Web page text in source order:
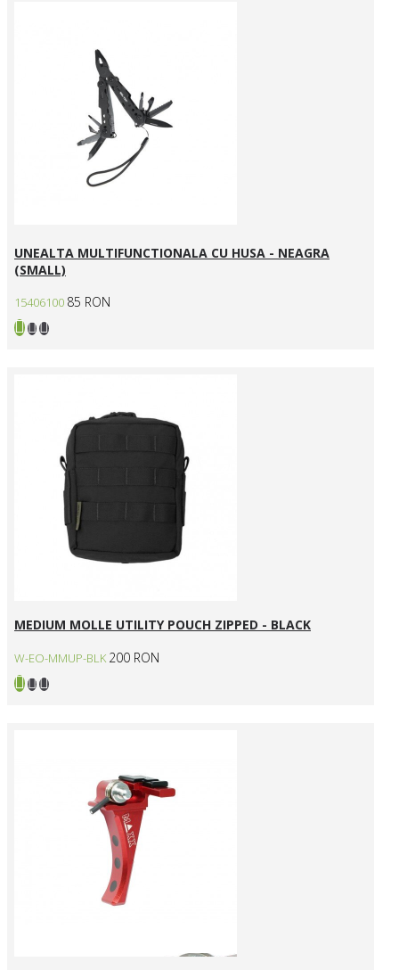
UNEALTA MULTIFUNCTIONALA CU HUSA - NEAGRA
(SMALL)
15406100 85 RON
MEDIUM MOLLE UTILITY POUCH ZIPPED - BLACK
W-EO-MMUP-BLK 200 RON